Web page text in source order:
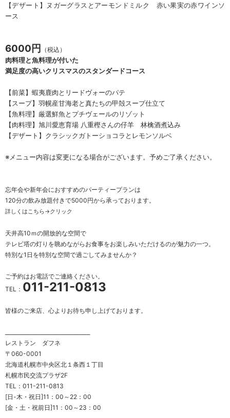
【デザート】ヌガーグラスとアーモンドミルク 赤い果実の赤ワインソ
ース
6000円 （税込）
肉料理と魚料理が付いた
満足度の高いクリスマスのスタンダードコース
【前菜】蝦夷鹿肉とリードヴォーのパテ
【スープ】羽幌産甘海老と真たちの甲殻スープ仕立て
【魚料理】厳選鮮魚とプチヴェールのリゾット
【肉料理】旭川愛恵育場 八重樫さんの仔羊 林檎酒煮込み
【デザート】クラシックガトーショコラとレモンソルベ
※メニュー内容は変更になる場合がございます。予めご了承ください。
忘年会や新年会におすすめのパーティープランは
120分の飲み放題付きで5000円から承っております。
詳しくはこちら→クリック
天井高10ｍの開放的な空間で
テレビ塔の灯りを眺めながらお食事をお楽しみいただけるのが魅力の一つ。
特別な1日を特別な空間で過ごしてみませんか？
ご予約はお電話でご連絡ください。
TEL： 011-211-0813
皆様のご来店、心よりお待ち申し上げております。
レストラン ダフネ
〒060-0001
北海道札幌市中央区北１条西１丁目
札幌市民交流プラザ2F
TEL：011-211-0813
[日-木・祝日]11：00～22：00
[金・土・祝前日]11：00～23：00